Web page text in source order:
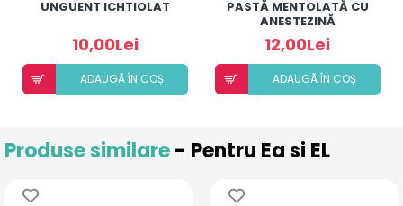
UNGUENT ICHTIOLAT
10,00Lei
ADAUGÃ ÎN COȘ
PASTĂ MENTOLATĂ CU
ANESTEZINĂ
12,00Lei
ADAUGÃ ÎN COȘ
Produse similare- Pentru Ea si EL